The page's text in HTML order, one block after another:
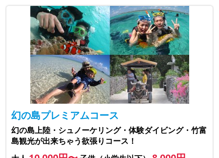
幻の島プレミアムコース
幻の島上陸・シュノーケリング・体験ダイビング・竹富
島観光が出来ちゃう欲張りコース！